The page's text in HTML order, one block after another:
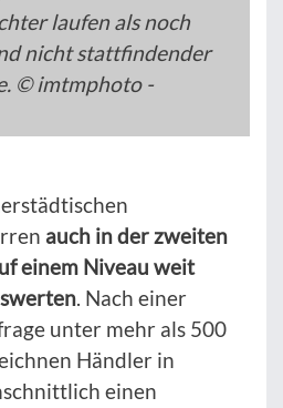
laufen als noch
nicht stattfindender
© imtmphoto -
auch in der zweiten
einem Niveau weit
. Nach einer
unter mehr als 500
Händler in
einen